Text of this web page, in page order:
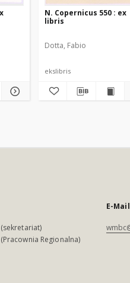
N. Copernicus 550 : ex
libris
Dotta, Fabio
ekslibris
Regionalna)
E-Mail